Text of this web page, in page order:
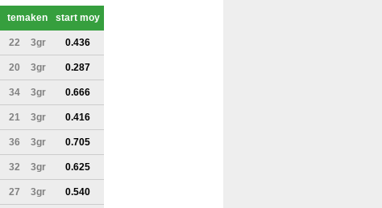
temaken start moy
22 3gr 0.436
20 3gr 0.287
34 3gr 0.666
21 3gr 0.416
36 3gr 0.705
32 3gr 0.625
27 3gr 0.540